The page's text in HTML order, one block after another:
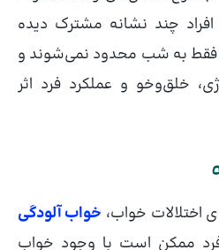
افراد چند نشانه مشترک دیده
فقط به شب محدود نمی‌شوند و
خلق‌وخو و عملکرد فرد اثر
اختلالات خواب، خواب‌ آلودگی
ممکن است با وجود خواب